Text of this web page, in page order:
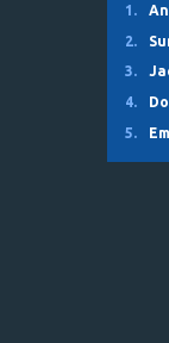
1.
2.
3.
4.
5.